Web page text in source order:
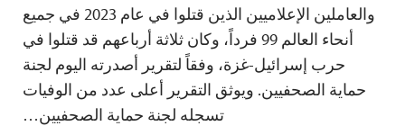
والعاملين الإعلاميين الذين قتلوا في عام 2023 في جميع
أنحاء العالم 99 فرداً، وكان ثلاثة أرباعهم قد قتلوا في
حرب إسرائيل-غزة، وفقاً لتقرير أصدرته اليوم لجنة
حماية الصحفيين. ويوثق التقرير أعلى عدد من الوفيات
تسجله لجنة حماية الصحفيين…